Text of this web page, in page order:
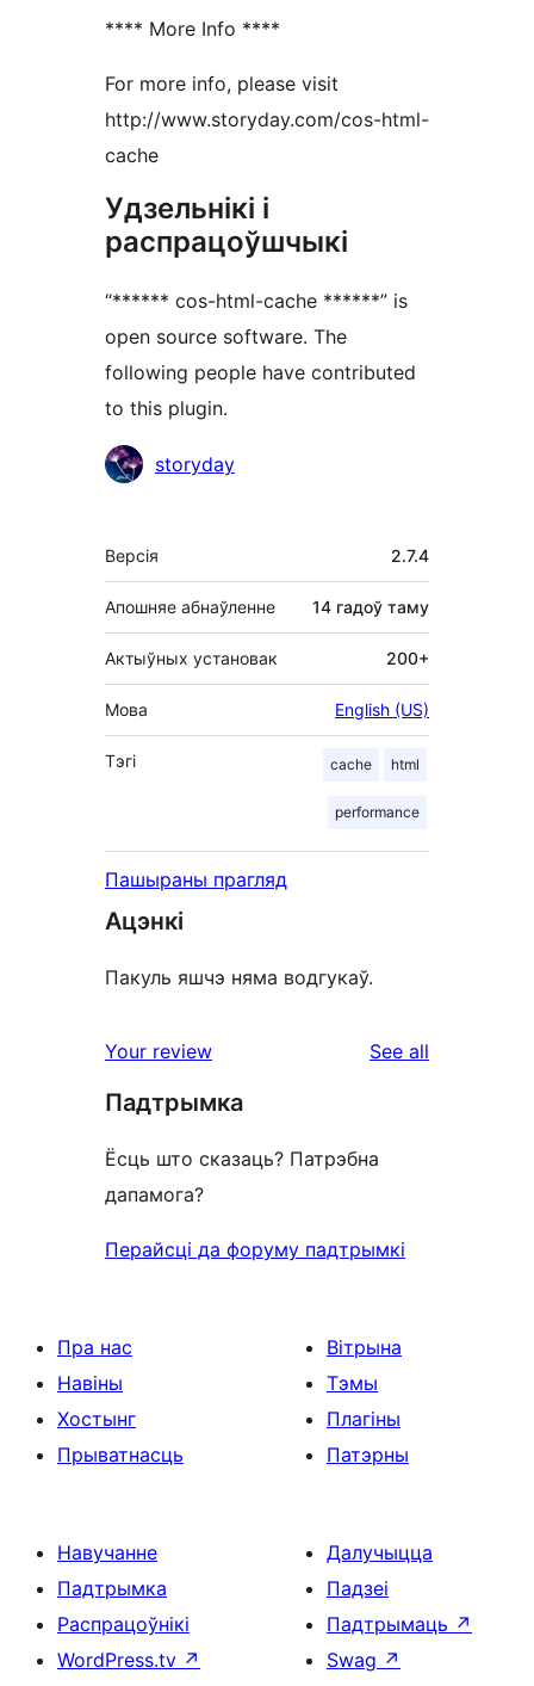
**** More Info ****
For more info, please visit
http://www.storyday.com/cos-html-
cache
Удзельнікі і
распрацоўшчыкі
“****** cos-html-cache ******” is
open source software. The
following people have contributed
to this plugin.
Удзельнікі
storyday
Мета
Версія 2.7.4
Апошняе абнаўленне 14 гадоў таму
Актыўных установак 200+
Мова English (US)
Тэгі cache html
performance
Пашыраны прагляд
Ацэнкі
Пакуль яшчэ няма водгукаў.
Your review See all
Падтрымка
Ёсць што сказаць? Патрэбна
дапамога?
Перайсці да форуму падтрымкі
Пра нас
Навіны
Хостынг
Прыватнасць
Вітрына
Тэмы
Плагіны
Патэрны
Навучанне
Падтрымка
Распрацоўнікі
WordPress.tv ↗
Далучыцца
Падзеі
Падтрымаць ↗
Swag ↗